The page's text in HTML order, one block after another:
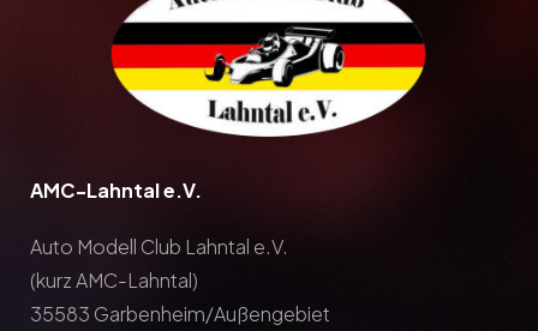
AMC-Lahntal e.V.
Auto Modell Club Lahntal e.V.
(kurz AMC-Lahntal)
35583 Garbenheim/Außengebiet